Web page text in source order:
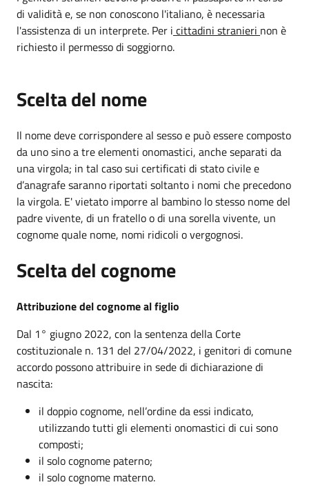
di validità e, se non conoscono l'italiano, è necessaria
l'assistenza di un interprete. Per i cittadini stranieri non è
richiesto il permesso di soggiorno.
Scelta del nome
Il nome deve corrispondere al sesso e può essere composto
da uno sino a tre elementi onomastici, anche separati da
una virgola; in tal caso sui certificati di stato civile e
d’anagrafe saranno riportati soltanto i nomi che precedono
la virgola. E' vietato imporre al bambino lo stesso nome del
padre vivente, di un fratello o di una sorella vivente, un
cognome quale nome, nomi ridicoli o vergognosi.
Scelta del cognome
Attribuzione del cognome al figlio
Dal 1° giugno 2022, con la sentenza della Corte
costituzionale n. 131 del 27/04/2022, i genitori di comune
accordo possono attribuire in sede di dichiarazione di
nascita:
il doppio cognome, nell’ordine da essi indicato,
utilizzando tutti gli elementi onomastici di cui sono
composti;
il solo cognome paterno;
il solo cognome materno.